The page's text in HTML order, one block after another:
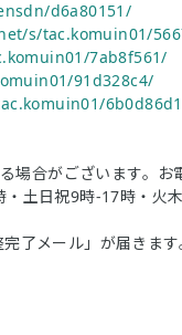
d6a80151/
s/tac.komuin01/
7ab8f561/
91d328c4/
合がございます。お
土日祝9時-17時・火木
了メール」が届きま